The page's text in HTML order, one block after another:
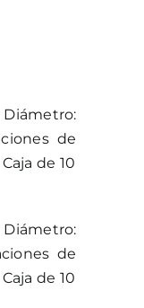
de
de 10
Diámetro:
de
de 10